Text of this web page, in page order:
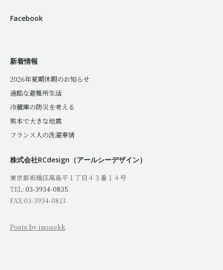
Facebook
新着情報
2026年夏期休暇のお知らせ
過酷な避難所生活
冷蔵庫の防災を考える
熊本で大きな地震
フランス人の洗濯事情
株式会社RCdesign（アールシーデザイン）
東京都板橋区高島平１丁目４３番１４号
TEL: 03-3934-0835
FAX:03-3934-0813
Posts by inouekk